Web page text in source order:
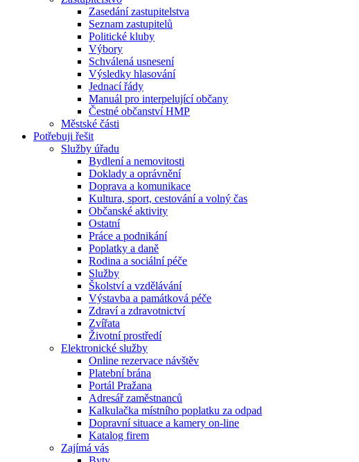
Zasedání zastupitelstva
Seznam zastupitelů
Politické kluby
Výbory
Schválená usnesení
Výsledky hlasování
Jednací řády
Manuál pro interpelující občany
Čestné občanství HMP
Městské části
Potřebuji řešit
Služby úřadu
Bydlení a nemovitosti
Doklady a oprávnění
Doprava a komunikace
Kultura, sport, cestování a volný čas
Občanské aktivity
Ostatní
Práce a podnikání
Poplatky a daně
Rodina a sociální péče
Služby
Školství a vzdělávání
Výstavba a památková péče
Zdraví a zdravotnictví
Zvířata
Životní prostředí
Elektronické služby
Online rezervace návštěv
Platební brána
Portál Pražana
Adresář zaměstnanců
Kalkulačka místního poplatku za odpad
Dopravní situace a kamery on-line
Katalog firem
Zajímá vás